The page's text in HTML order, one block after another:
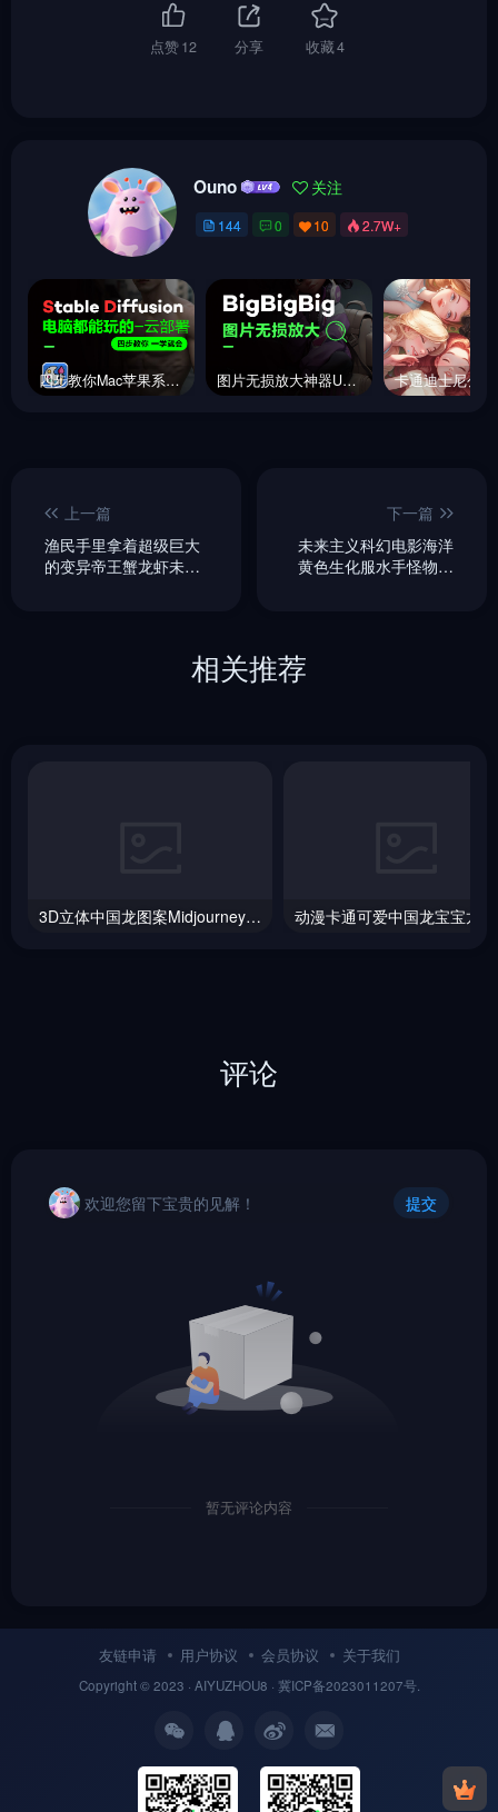
点赞12 分享 收藏4
Ouno 关注
144 0 10 2.7W+
四步教你Mac苹果系统云部署stable diffusion，电脑都能玩的SD 图片无损放大神器Upscayl
上一篇
渔民手里拿着超级巨大
的变异帝王蟹龙虾未来
下一篇
未来主义科幻电影海洋
黄色生化服水手怪物模
相关推荐
3D立体中国龙图案Midjourney咒语
评论
欢迎您留下宝贵的见解！ 提交
暂无评论内容
友链申请 用户协议 会员协议 关于我们
Copyright © 2023 · AIYUZHOU8 · 冀ICP备2023011207号.